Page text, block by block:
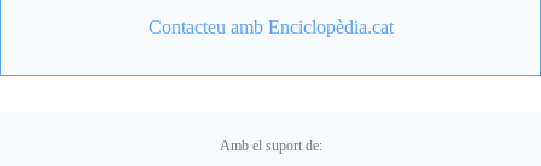
Contacteu amb Enciclopèdia.cat
Amb el suport de: